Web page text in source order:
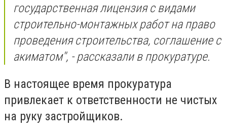
государственная лицензия с видами
строительно-монтажных работ на право
проведения строительства, соглашение с
акиматом'', - рассказали в прокуратуре.
В настоящее время прокуратура
привлекает к ответственности не чистых
на руку застройщиков.